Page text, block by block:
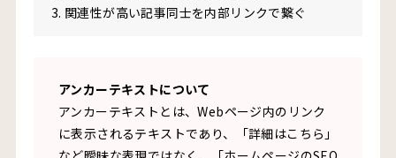
関連性が高い記事同士を内部リンクで繋ぐ
アンカーテキストについて
アンカーテキストとは、Webページ内のリンク
に表示されるテキストであり、「詳細はこちら」